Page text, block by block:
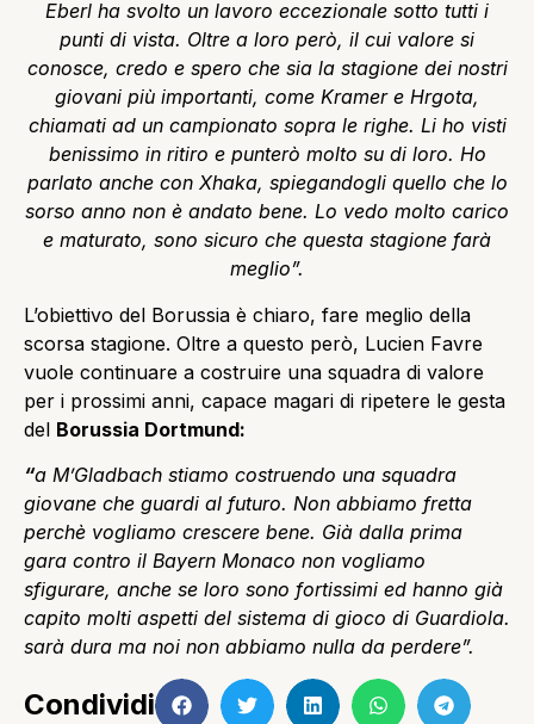
Eberl ha svolto un lavoro eccezionale sotto tutti i
punti di vista. Oltre a loro però, il cui valore si
conosce, credo e spero che sia la stagione dei nostri
giovani più importanti, come Kramer e Hrgota,
chiamati ad un campionato sopra le righe. Li ho visti
benissimo in ritiro e punterò molto su di loro. Ho
parlato anche con Xhaka, spiegandogli quello che lo
sorso anno non è andato bene. Lo vedo molto carico
e maturato, sono sicuro che questa stagione farà
meglio”.
L’obiettivo del Borussia è chiaro, fare meglio della
scorsa stagione. Oltre a questo però, Lucien Favre
vuole continuare a costruire una squadra di valore
per i prossimi anni, capace magari di ripetere le gesta
del Borussia Dortmund:
“a M’Gladbach stiamo costruendo una squadra
giovane che guardi al futuro. Non abbiamo fretta
perchè vogliamo crescere bene. Già dalla prima
gara contro il Bayern Monaco non vogliamo
sfigurare, anche se loro sono fortissimi ed hanno già
capito molti aspetti del sistema di gioco di Guardiola.
sarà dura ma noi non abbiamo nulla da perdere”.
Condividi